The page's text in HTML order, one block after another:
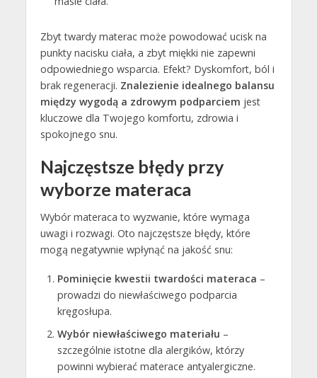
Zbyt twardy materac może powodować ucisk na
punkty nacisku ciała, a zbyt miękki nie zapewni
odpowiedniego wsparcia. Efekt? Dyskomfort, ból i
brak regeneracji. Znalezienie idealnego balansu
między wygodą a zdrowym podparciem jest
kluczowe dla Twojego komfortu, zdrowia i
spokojnego snu.
Najczęstsze błędy przy
wyborze materaca
Wybór materaca to wyzwanie, które wymaga
uwagi i rozwagi. Oto najczęstsze błędy, które
mogą negatywnie wpłynąć na jakość snu:
Pominięcie kwestii twardości materaca –
prowadzi do niewłaściwego podparcia
kręgosłupa.
Wybór niewłaściwego materiału –
szczególnie istotne dla alergików, którzy
powinni wybierać materace antyalergiczne.